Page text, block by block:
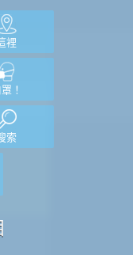
裡
！
索